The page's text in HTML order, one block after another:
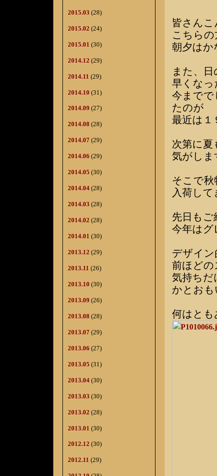
2015.03 (28)
2015.02 (24)
2015.01 (30)
2014.12 (29)
2014.11 (29)
2014.10 (31)
2014.09 (27)
2014.08 (28)
2014.07 (29)
2014.06 (29)
2014.05 (30)
2014.04 (28)
2014.03 (28)
2014.02 (28)
2014.01 (30)
2013.12 (29)
2013.11 (26)
2013.10 (30)
2013.09 (26)
2013.08 (28)
2013.07 (29)
2013.06 (27)
2013.05 (31)
2013.04 (30)
2013.03 (30)
2013.02 (28)
2013.01 (30)
2012.12 (30)
2012.11 (29)
皆さん
こちら
朝夕はか
また、
早くなっ
今までで
たのが
最近は１
次第に
気がしま
そこで秋
入荷し
先日も
今年はグ
デザイ
前ほど
気持ち
かとお
何はとも